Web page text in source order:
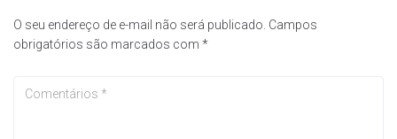
O seu endereço de e-mail não será publicado. Campos
obrigatórios são marcados com *